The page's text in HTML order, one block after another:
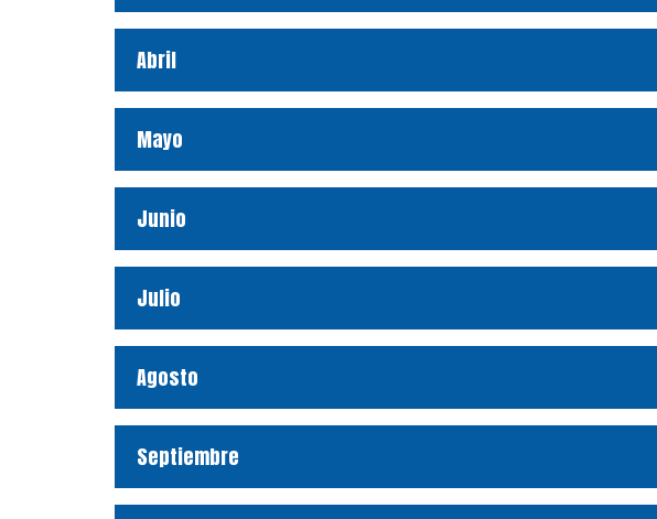
Abril
Mayo
Junio
Julio
Agosto
Septiembre